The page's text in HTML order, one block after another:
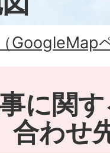
GoogleMap
に関
合わせ